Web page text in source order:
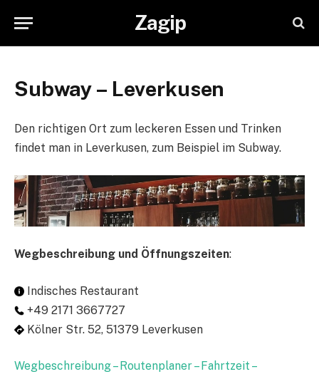
Zagip
Subway – Leverkusen
Den richtigen Ort zum leckeren Essen und Trinken
findet man in Leverkusen, zum Beispiel im Subway.
Wegbeschreibung und Öffnungszeiten:
Indisches Restaurant
+49 2171 3667727
Kölner Str. 52, 51379 Leverkusen
Wegbeschreibung – Routenplaner – Fahrtzeit –